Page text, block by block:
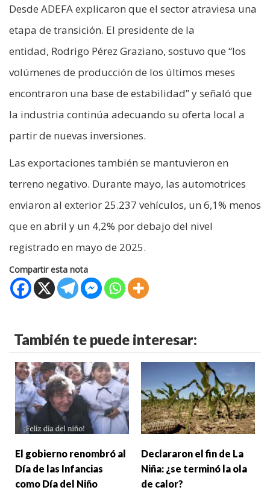
Desde ADEFA explicaron que el sector atraviesa una
etapa de transición. El presidente de la
entidad, Rodrigo Pérez Graziano, sostuvo que “los
volúmenes de producción de los últimos meses
encontraron una base de estabilidad” y señaló que
la industria continúa adecuando su oferta local a
partir de nuevas inversiones.
Las exportaciones también se mantuvieron en
terreno negativo. Durante mayo, las automotrices
enviaron al exterior 25.237 vehículos, un 6,1% menos
que en abril y un 4,2% por debajo del nivel
registrado en mayo de 2025.
Compartir esta nota
También te puede interesar:
El gobierno renombró al
Día de las Infancias
como Día del Niño
Declararon el fin de La
Niña: ¿se terminó la ola
de calor?